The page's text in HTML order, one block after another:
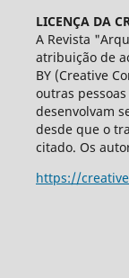
LICENÇA DA
A Revista
atribuição de
BY (Creative
outras
desenvolvam
desde que o
citado. Os
https://